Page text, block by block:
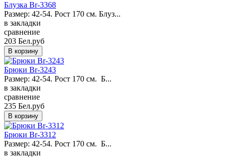
Блузка Br-3368
Размер: 42-54. Рост 170 см. Блуз...
в закладки
сравнение
203 Бел.руб
Брюки Br-3243
Размер: 42-54. Рост 170 см. Б...
в закладки
сравнение
235 Бел.руб
Брюки Br-3312
Размер: 42-54. Рост 170 см. Б...
в закладки